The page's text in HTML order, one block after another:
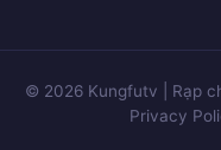
© 2026 Kungfutv | Rạp
Privacy